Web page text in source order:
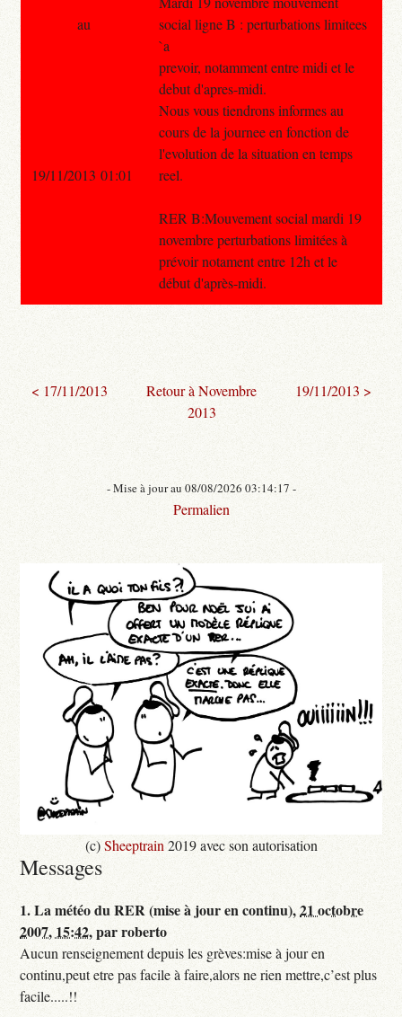
social ligne B : perturbations limitees
`a
prevoir, notamment entre midi et le
debut d'apres-midi.
Nous vous tiendrons informes au
cours de la journee en fonction de
l'evolution de la situation en temps
reel.
RER B:Mouvement social mardi 19
novembre perturbations limitées à
prévoir notament entre 12h et le
début d'après-midi.
au
19/11/2013 01:01
< 17/11/2013
Retour à Novembre
2013
19/11/2013 >
- Mise à jour au 08/08/2026 03:14:17 -
Permalien
(c)Sheeptrain 2019 avec son autorisation
Messages
1.La météo du RER (mise à jour en continu),21 octobre
2007, 15:42,parroberto
Aucun renseignement depuis les grèves:mise à jour en
continu,peut etre pas facile à faire,alors ne rien mettre,c’est plus
facile.....!!